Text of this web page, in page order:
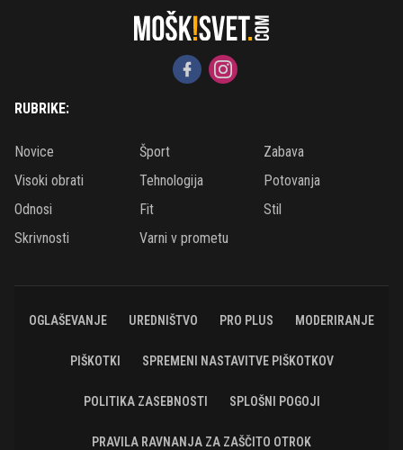
RUBRIKE:
Novice Šport
Zabava
Visoki obrati
Tehnologija
Potovanja
Odnosi
Fit
Stil
Skrivnosti
Varni v prometu
OGLAŠEVANJE UREDNIŠTVO PRO PLUS MODERIRANJE
PIŠKOTKI SPREMENI NASTAVITVE PIŠKOTKOV
POLITIKA ZASEBNOSTI SPLOŠNI POGOJI
PRAVILA RAVNANJA ZA ZAŠČITO OTROK